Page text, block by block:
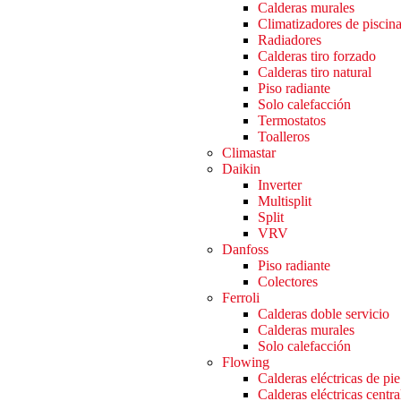
Calderas murales
Climatizadores de piscina
Radiadores
Calderas tiro forzado
Calderas tiro natural
Piso radiante
Solo calefacción
Termostatos
Toalleros
Climastar
Daikin
Inverter
Multisplit
Split
VRV
Danfoss
Piso radiante
Colectores
Ferroli
Calderas doble servicio
Calderas murales
Solo calefacción
Flowing
Calderas eléctricas de pie
Calderas eléctricas